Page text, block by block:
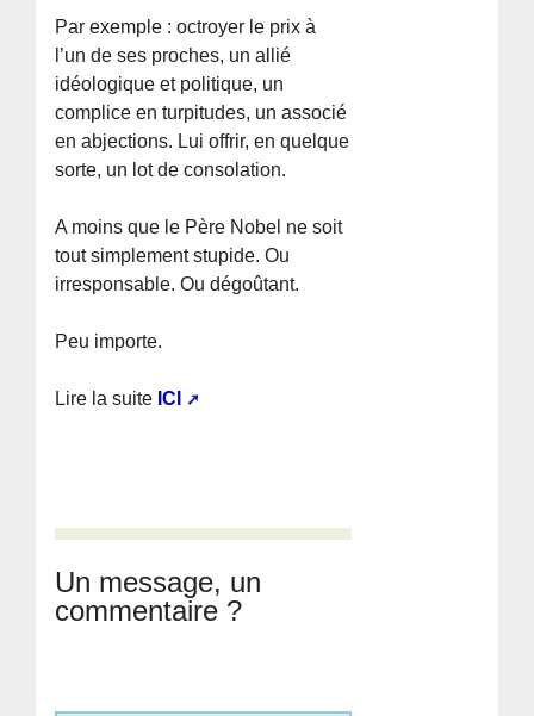
Par exemple : octroyer le prix à
l’un de ses proches, un allié
idéologique et politique, un
complice en turpitudes, un associé
en abjections. Lui offrir, en quelque
sorte, un lot de consolation.
A moins que le Père Nobel ne soit
tout simplement stupide. Ou
irresponsable. Ou dégoûtant.
Peu importe.
Lire la suite ICI
Un message, un
commentaire ?